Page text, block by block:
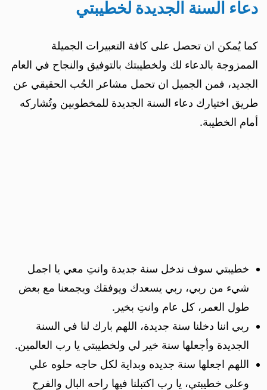
دعاء السنة الجديدة لخطيبتي
كما يُمكن ان تحصل على كافة التعبيرات الجميلة
الممزوجة بالدعاء لك ولخطيبتك بالتوفيق والنجاح في العام
الجديد، فمن الجميل ان تحمل مشاعر الحُب الحقيقي عن
طريق اختيارك دعاء السنة الجديدة للمخطوبين وتُشاركه
أمام الخطيبة.
خطيبتي سوف ندخل سنة جديدة وانتِ معي يا اجمل
شيء من ربي، ربي يسعدك ويوفقك ويجمعنا مع بعض
طول العمر، كل عام وانتِ بخير.
ربي اننا دخلنا سنة جديدة، اللهم بارك لنا في السنة
الجديدة وأجعلها سنة خير لي ولخطيبتي يا رب العالمين.
اللهم اجعلها سنة جديده وبداية لكل حاجه حلوه علي
وعلى خطيبتي، يا رب اكتبلنا فيها راحه البال والفرح